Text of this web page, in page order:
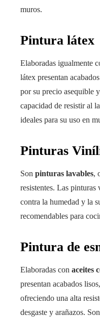
muros.
Pintura látex
Elaboradas igualmente
látex presentan
por su precio asequible
capacidad de resistir al
ideales para su uso en
Pinturas
Son pinturas lavables,
resistentes. Las
contra la humedad y la
recomendables para
Pintura de
Elaboradas con aceites
presentan acabados
ofreciendo una alta
desgaste y arañazos.